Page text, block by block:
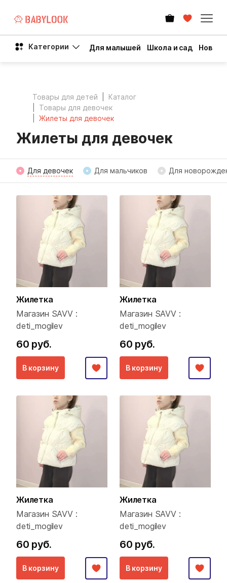
Категории Для малышей Школа и сад Новый
Товары для детей
Каталог
Товары для девочек
Жилеты для девочек
Жилеты для девочек
Для девочек Для мальчиков Для
Жилетка
Магазин SAVV :
deti_mogilev
60 руб.
В корзину
Жилетка
Магазин SAVV :
deti_mogilev
60 руб.
В корзину
Жилетка
Магазин SAVV :
deti_mogilev
60 руб.
В корзину
Жилетка
Магазин SAVV :
deti_mogilev
60 руб.
В корзину